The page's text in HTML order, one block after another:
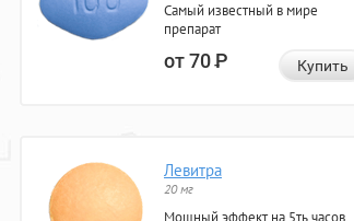
Самый известный в мире
препарат
от 70Р Купить
Левитра
20 мг